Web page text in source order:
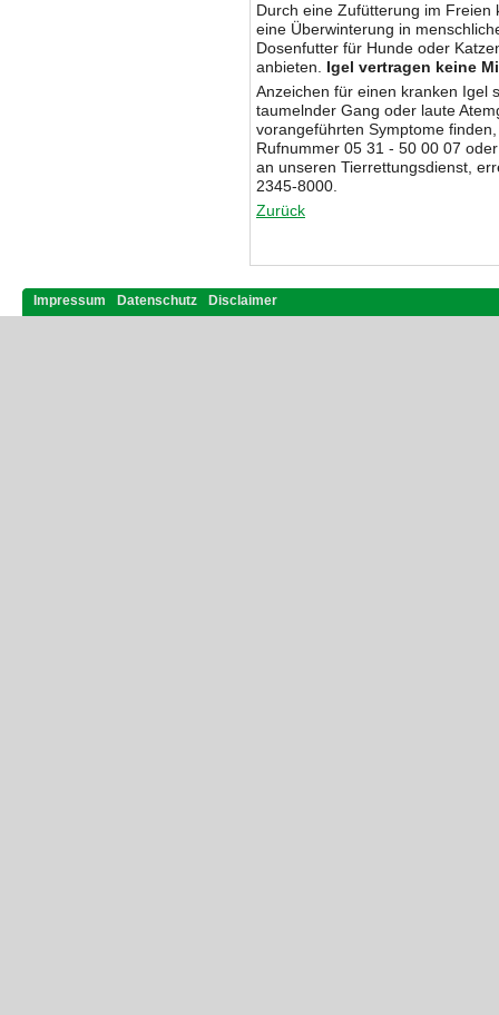
Durch eine Zufütterung im
eine Überwinterung in
Dosenfutter für Hunde oder
anbieten. Igel vertragen keine
Anzeichen für einen kranken Igel
taumelnder Gang oder laute
vorangeführten Symptome
Rufnummer 05 31 - 50 00 07
an unseren Tierrettungsdienst,
2345-8000.
Zurück
Impressum Datenschutz Disclaimer